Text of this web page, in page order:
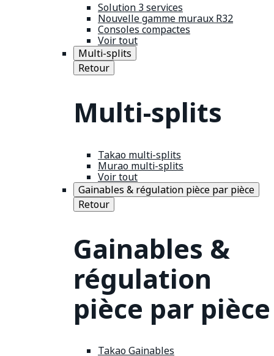
Solution 3 services
Nouvelle gamme muraux R32
Consoles compactes
Voir tout
Multi-splits
Retour
Multi-splits
Takao multi-splits
Murao multi-splits
Voir tout
Gainables & régulation pièce par pièce
Retour
Gainables &
régulation
pièce par pièce
Takao Gainables